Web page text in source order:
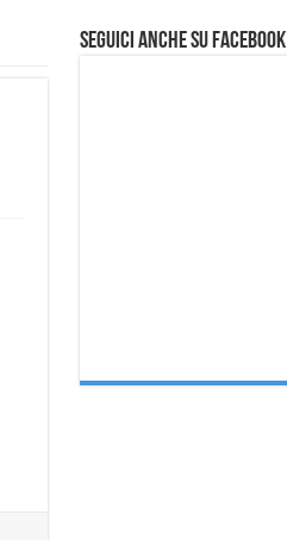
Seguici anche su Facebook